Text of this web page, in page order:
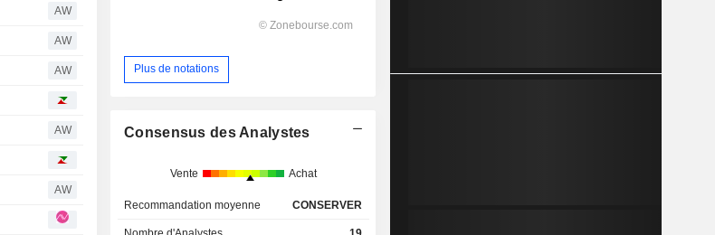
AW
AW
AW
AW
AW
Plus de notations
Consensus des Analystes
Vente Achat
Recommandation moyenne CONSERVER